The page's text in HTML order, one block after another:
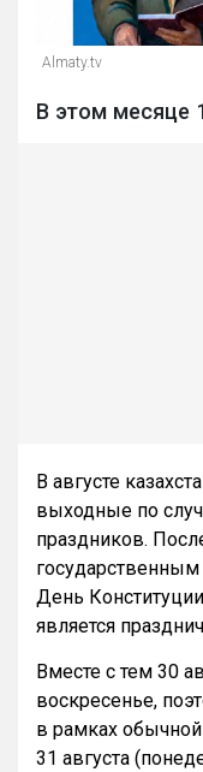
Almaty.tv
В этом месяце
В августе
выходные по
праздников.
День
является
Вместе с тем 30
воскресенье,
в рамках
31 августа